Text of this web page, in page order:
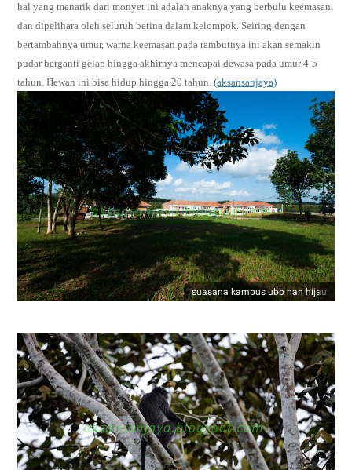
hal yang menarik dari monyet ini adalah anaknya yang berbulu keemasan,
dan dipelihara oleh seluruh betina dalam kelompok. Seiring dengan
bertambahnya umur, warna keemasan pada rambutnya ini akan semakin
pudar berganti gelap hingga akhirnya mencapai dewasa pada umur 4-5
tahun. Hewan ini bisa hidup hingga 20 tahun. (aksansanjaya)
suasana kampus ubb nan hijau